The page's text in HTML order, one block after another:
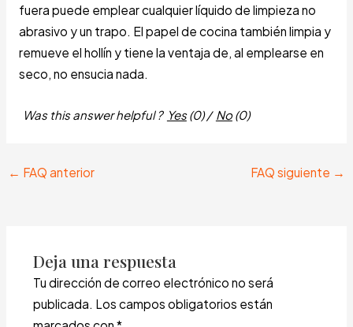
fuera puede emplear cualquier líquido de limpieza no
abrasivo y un trapo. El papel de cocina también limpia y
remueve el hollín y tiene la ventaja de, al emplearse en
seco, no ensucia nada.
Was this answer helpful ? Yes(0)/ No(0)
← FAQ anterior FAQ siguiente →
Deja una respuesta
Tu dirección de correo electrónico no será
publicada. Los campos obligatorios están